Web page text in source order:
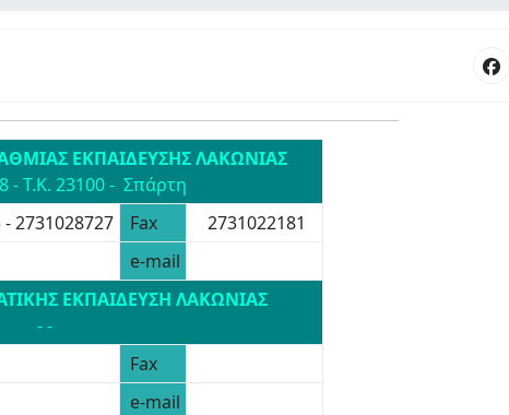
ΕΚΠΑΙΔΕΥΣΗΣ ΛΑΚΩΝΙΑΣ
- Τ.Κ. 23100 - Σπάρτη
2731028727 Fax
2731022181
e-mail
ΕΚΠΑΙΔΕΥΣΗ ΛΑΚΩΝΙΑΣ
- -
Fax
e-mail